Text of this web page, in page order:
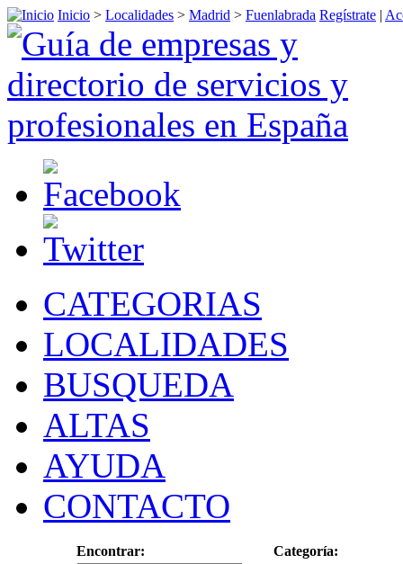
Inicio > Localidades > Madrid > Fuenlabrada Regístrate |
CATEGORIAS
LOCALIDADES
BUSQUEDA
ALTAS
AYUDA
CONTACTO
Encontrar: Categoría: